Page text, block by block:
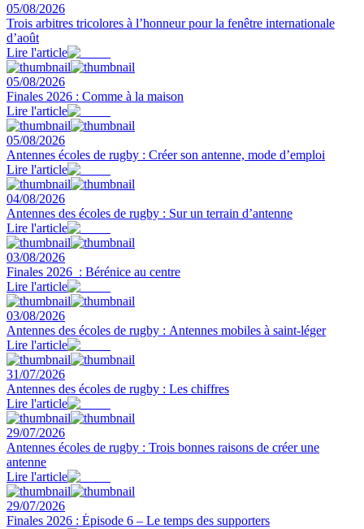
05/08/2026
Trois arbitres tricolores à l’honneur pour la fenêtre internationale
d’août
Lire l'article
05/08/2026
Finales 2026 : Comme à la maison
Lire l'article
05/08/2026
Antennes écoles de rugby : Créer son antenne, mode d’emploi
Lire l'article
04/08/2026
Antennes des écoles de rugby : Sur un terrain d’antenne
Lire l'article
03/08/2026
Finales 2026 : Bérénice au centre
Lire l'article
03/08/2026
Antennes des écoles de rugby : Antennes mobiles à saint-léger
Lire l'article
31/07/2026
Antennes des écoles de rugby : Les chiffres
Lire l'article
29/07/2026
Antennes écoles de rugby : Trois bonnes raisons de créer une
antenne
Lire l'article
29/07/2026
Finales 2026 : Épisode 6 – Le temps des supporters